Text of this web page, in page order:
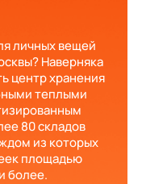
личных вещей
Наверняка
центр хранения
теплыми
80 складов
из которых
площадью
более.